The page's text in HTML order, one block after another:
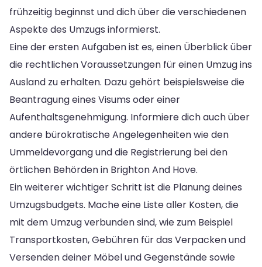
frühzeitig beginnst und dich über die verschiedenen
Aspekte des Umzugs informierst.
Eine der ersten Aufgaben ist es, einen Überblick über
die rechtlichen Voraussetzungen für einen Umzug ins
Ausland zu erhalten. Dazu gehört beispielsweise die
Beantragung eines Visums oder einer
Aufenthaltsgenehmigung. Informiere dich auch über
andere bürokratische Angelegenheiten wie den
Ummeldevorgang und die Registrierung bei den
örtlichen Behörden in Brighton And Hove.
Ein weiterer wichtiger Schritt ist die Planung deines
Umzugsbudgets. Mache eine Liste aller Kosten, die
mit dem Umzug verbunden sind, wie zum Beispiel
Transportkosten, Gebühren für das Verpacken und
Versenden deiner Möbel und Gegenstände sowie